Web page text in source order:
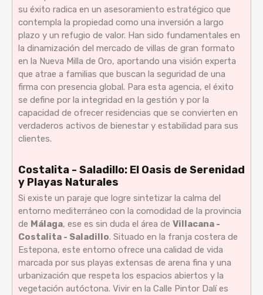
su éxito radica en un asesoramiento estratégico que
contempla la propiedad como una inversión a largo
plazo y un refugio de valor. Han sido fundamentales en
la dinamización del mercado de villas de gran formato
en la Nueva Milla de Oro, aportando una visión experta
que atrae a familias que buscan la seguridad de una
firma con presencia global. Para esta agencia, el éxito
se define por la integridad en la gestión y por la
capacidad de ofrecer residencias que se convierten en
verdaderos activos de bienestar y estabilidad para sus
clientes.
Costalita - Saladillo: El Oasis de Serenidad
y Playas Naturales
Si existe un paraje que logre sintetizar la calma del
entorno mediterráneo con la comodidad de la provincia
de Málaga, ese es sin duda el área de Villacana -
Costalita - Saladillo. Situado en la franja costera de
Estepona, este entorno ofrece una calidad de vida
marcada por sus playas extensas de arena fina y una
urbanización que respeta los espacios abiertos y la
vegetación autóctona. Vivir en la Calle Pintor Dalí es